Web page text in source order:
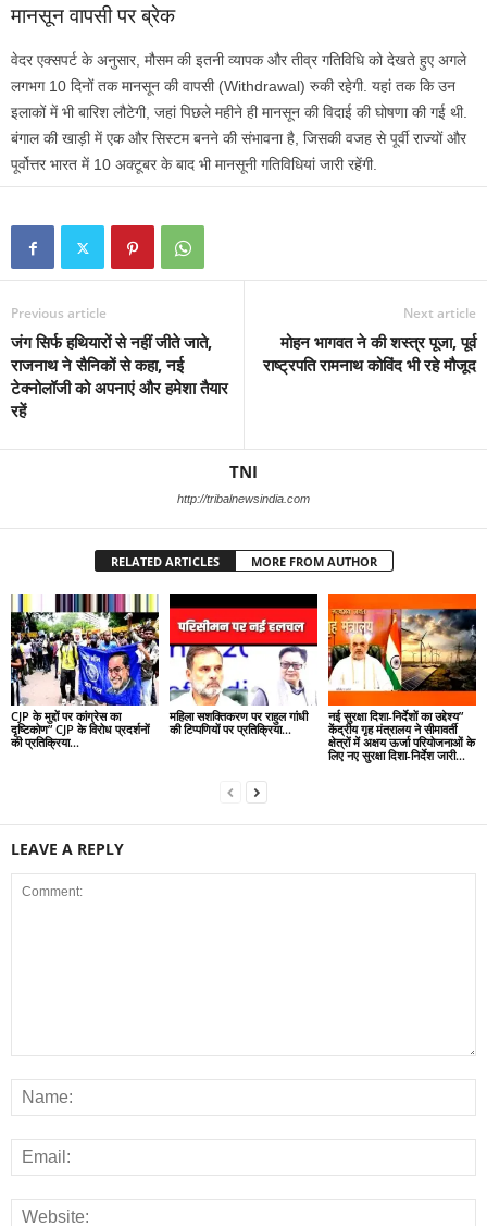
मानसून वापसी पर ब्रेक
वेदर एक्‍सपर्ट के अनुसार, मौसम की इतनी व्यापक और तीव्र गतिविधि को देखते हुए अगले
लगभग 10 दिनों तक मानसून की वापसी (Withdrawal) रुकी रहेगी. यहां तक कि उन
इलाकों में भी बारिश लौटेगी, जहां पिछले महीने ही मानसून की विदाई की घोषणा की गई थी.
बंगाल की खाड़ी में एक और सिस्टम बनने की संभावना है, जिसकी वजह से पूर्वी राज्यों और
पूर्वोत्तर भारत में 10 अक्टूबर के बाद भी मानसूनी गतिविधियां जारी रहेंगी.
Previous article
जंग सिर्फ हथियारों से नहीं जीते जाते,
राजनाथ ने सैनिकों से कहा, नई
टेक्नोलॉजी को अपनाएं और हमेशा तैयार
रहें
Next article
मोहन भागवत ने की शस्‍त्र पूजा, पूर्व
राष्‍ट्रपति रामनाथ कोविंद भी रहे मौजूद
TNI
http://tribalnewsindia.com
RELATED ARTICLES MORE FROM AUTHOR
CJP के मुद्दों पर कांग्रेस का
दृष्टिकोण” CJP के विरोध प्रदर्शनों
की प्रतिक्रिया…
महिला सशक्तिकरण पर राहुल गांधी
की टिप्पणियों पर प्रतिक्रिया…
नई सुरक्षा दिशा-निर्देशों का उद्देश्य”
केंद्रीय गृह मंत्रालय ने सीमावर्ती
क्षेत्रों में अक्षय ऊर्जा परियोजनाओं के
लिए नए सुरक्षा दिशा-निर्देश जारी…
LEAVE A REPLY